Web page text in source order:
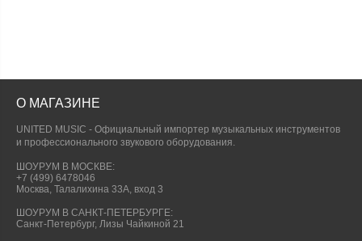
О МАГАЗИНЕ
UNITED MUSIC - Официальный импортер музыкальных инструментов
и профессионального звукового оборудования.
ШОУРУМ В МОСКВЕ:
+7 (499) 6478046
Москва, Талалихина 33А, вход 3
ШОУРУМ В САНКТ-ПЕТЕРБУРГЕ:
Санкт-Петербург, Лизы Чайкиной 21